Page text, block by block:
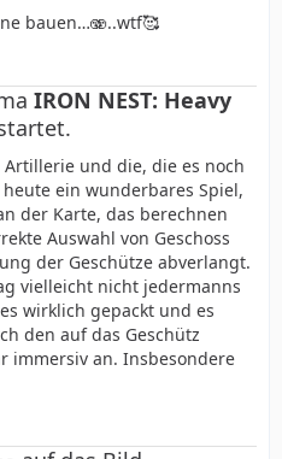
bauen…🫨..wtf🥰
IRON NEST: Heavy
und die, die es noch
ein wunderbares Spiel,
der Karte, das berechnen
Auswahl von Geschoss
der Geschütze abverlangt.
vielleicht nicht jedermanns
wirklich gepackt und es
den auf das Geschütz
immersiv an. Insbesondere